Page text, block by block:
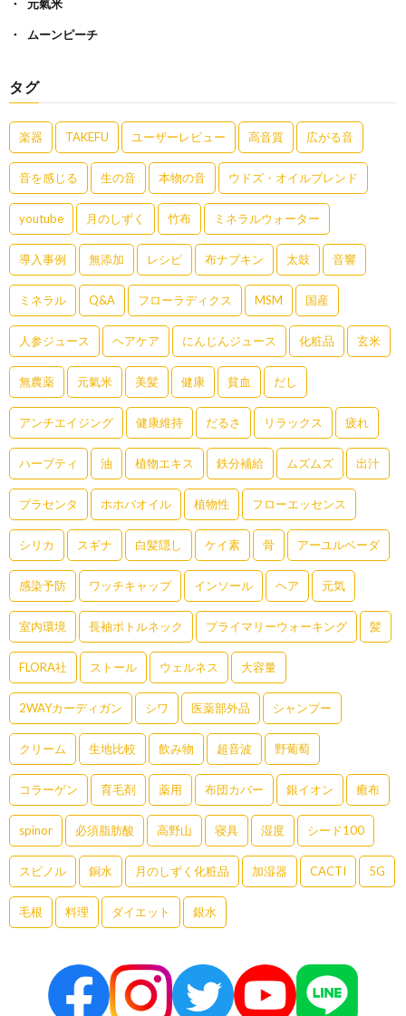
元氣米
ムーンピーチ
タグ
楽器 TAKEFU ユーザーレビュー 高音質 広がる音
音を感じる 生の音 本物の音 ウドズ・オイルブレンド
youtube 月のしずく 竹布 ミネラルウォーター
導入事例 無添加 レシピ 布ナプキン 太鼓 音響
ミネラル Q&A フローラディクス MSM 国産
人参ジュース ヘアケア にんじんジュース 化粧品 玄米
無農薬 元氣米 美髪 健康 貧血 だし
アンチエイジング 健康維持 だるさ リラックス 疲れ
ハーブティ 油 植物エキス 鉄分補給 ムズムズ 出汁
プラセンタ ホホバオイル 植物性 フローエッセンス
シリカ スギナ 白髪隠し ケイ素 骨 アーユルベーダ
感染予防 ワッチキャップ インソール ヘア 元気
室内環境 長袖ボトルネック プライマリーウォーキング 髪
FLORA社 ストール ウェルネス 大容量
2WAYカーディガン シワ 医薬部外品 シャンプー
クリーム 生地比較 飲み物 超音波 野葡萄
コラーゲン 育毛剤 薬用 布団カバー 銀イオン 癒布
spinor 必須脂肪酸 高野山 寝具 湿度 シード100
スピノル 銅水 月のしずく化粧品 加湿器 CACTI 5G
毛根 料理 ダイエット 銀水